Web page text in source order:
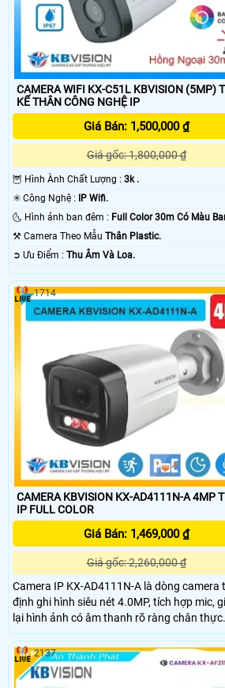
CAMERA WIFI KX-C51L KBVISION (5MP) THIẾT
KẾ THÂN CÔNG NGHỆ IP
Giá Bán: 1,500,000 ₫
Giá gốc: 1,800,000 ₫
🦉 Hình Ành Chất Lượng : 3k .
✳️ Công Nghệ :
IP Wifi.
🌜 Hình ảnh ban đêm : Full Color 30m Có Màu
⚒ Camera Theo Mẫu Thân Plastic.
️➲ Ưu Điểm : Thu Âm Và Loa.
CAMERA KBVISION KX-AD4111N-A 4MP THÂN
IP FULL COLOR
Giá Bán: 1,469,000 ₫
Giá gốc: 2,260,000 ₫
Camera IP KX-AD4111N-A là dòng camera
định ghi hình siêu nét 4.0MP, tích hợp mic,
lại hình ảnh có âm thanh rõ ràng chân thực.
Camera KX-AD4111N-A còn tích hợp chế
sáng kép thông minh với LED trắng và
30m, cùng khả năng phát hiện con người
vệ an ninh hiệu quả.
1714
2137